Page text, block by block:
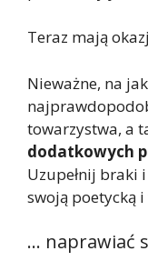
Teraz mają
Nieważne, na
towarzystwa, a
dodatkowych
Uzupełnij braki
swoją poetycką
… naprawiać